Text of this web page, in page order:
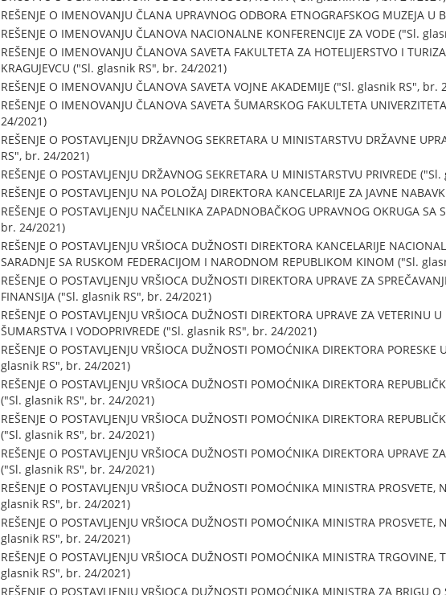
REŠENJE O IMENOVANJU ČLANA UPRAVNOG ODBORA ETNOGRAFSKOG MUZEJA
REŠENJE O IMENOVANJU ČLANOVA NACIONALNE KONFERENCIJE ZA VODE ("Sl.
REŠENJE O IMENOVANJU ČLANOVA SAVETA FAKULTETA ZA HOTELIJERSTVO I
KRAGUJEVCU ("Sl. glasnik RS", br. 24/2021)
REŠENJE O IMENOVANJU ČLANOVA SAVETA VOJNE AKADEMIJE ("Sl. glasnik RS", br.
REŠENJE O IMENOVANJU ČLANOVA SAVETA ŠUMARSKOG FAKULTETA
24/2021)
REŠENJE O POSTAVLJENJU DRŽAVNOG SEKRETARA U MINISTARSTVU DRŽAVNE
RS", br. 24/2021)
REŠENJE O POSTAVLJENJU DRŽAVNOG SEKRETARA U MINISTARSTVU PRIVREDE
REŠENJE O POSTAVLJENJU NA POLOŽAJ DIREKTORA KANCELARIJE ZA JAVNE
REŠENJE O POSTAVLJENJU NAČELNIKA ZAPADNOBAČKOG UPRAVNOG OKRUGA
br. 24/2021)
REŠENJE O POSTAVLJENJU VRŠIOCA DUŽNOSTI DIREKTORA KANCELARIJE
SARADNJE SA RUSKOM FEDERACIJOM I NARODNOM REPUBLIKOM KINOM ("Sl.
REŠENJE O POSTAVLJENJU VRŠIOCA DUŽNOSTI DIREKTORA UPRAVE ZA
FINANSIJA ("Sl. glasnik RS", br. 24/2021)
REŠENJE O POSTAVLJENJU VRŠIOCA DUŽNOSTI DIREKTORA UPRAVE ZA VETERINU
ŠUMARSTVA I VODOPRIVREDE ("Sl. glasnik RS", br. 24/2021)
REŠENJE O POSTAVLJENJU VRŠIOCA DUŽNOSTI POMOĆNIKA DIREKTORA
glasnik RS", br. 24/2021)
REŠENJE O POSTAVLJENJU VRŠIOCA DUŽNOSTI POMOĆNIKA DIREKTORA
("Sl. glasnik RS", br. 24/2021)
REŠENJE O POSTAVLJENJU VRŠIOCA DUŽNOSTI POMOĆNIKA DIREKTORA
("Sl. glasnik RS", br. 24/2021)
REŠENJE O POSTAVLJENJU VRŠIOCA DUŽNOSTI POMOĆNIKA DIREKTORA UPRAVE
("Sl. glasnik RS", br. 24/2021)
REŠENJE O POSTAVLJENJU VRŠIOCA DUŽNOSTI POMOĆNIKA MINISTRA PROSVETE,
glasnik RS", br. 24/2021)
REŠENJE O POSTAVLJENJU VRŠIOCA DUŽNOSTI POMOĆNIKA MINISTRA PROSVETE,
glasnik RS", br. 24/2021)
REŠENJE O POSTAVLJENJU VRŠIOCA DUŽNOSTI POMOĆNIKA MINISTRA
glasnik RS", br. 24/2021)
REŠENJE O POSTAVLJENJU VRŠIOCA DUŽNOSTI POMOĆNIKA MINISTRA ZA BRIGU